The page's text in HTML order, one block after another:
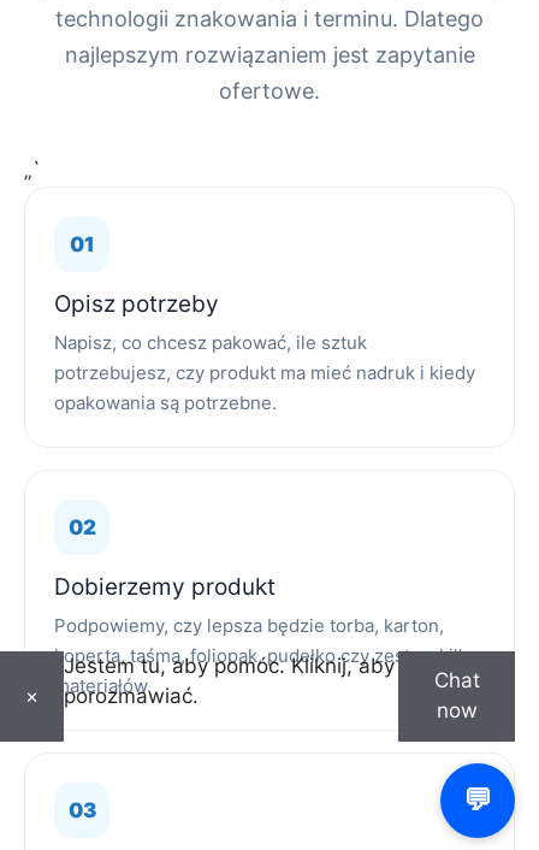
technologii znakowania i terminu. Dlatego
najlepszym rozwiązaniem jest zapytanie
ofertowe.
„`
Opisz potrzeby
Napisz, co chcesz pakować, ile sztuk
potrzebujesz, czy produkt ma mieć nadruk i kiedy
opakowania są potrzebne.
Dobierzemy produkt
Podpowiemy, czy lepsza będzie torba, karton,
koperta, taśma, foliopak, pudełko czy zestaw kilku
materiałów.
×
Jestem tu, aby pomóc. Kliknij, aby
porozmawiać.
Chat
now